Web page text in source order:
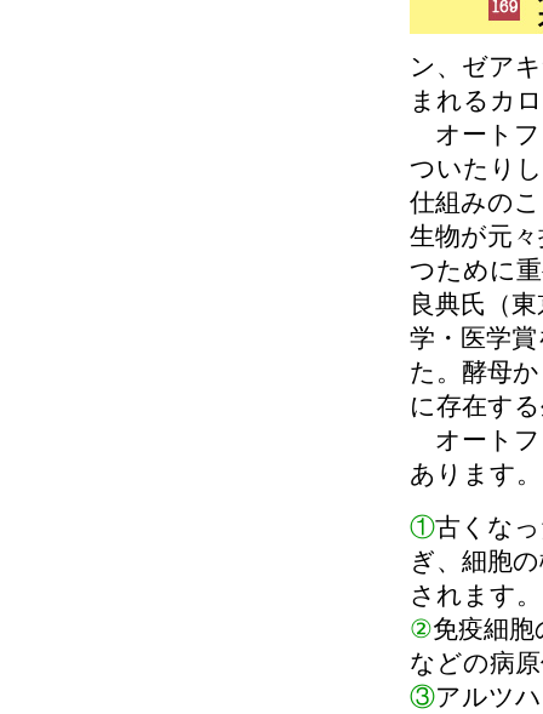
ン、ゼア
まれるカ
オートフ
ついたり
仕組みの
生物が元
つために
良典氏（
学・医学
た。酵母
に存在す
オートフ
あります。
①古くな
ぎ、細胞
されます。
②免疫細
などの病
③アルツ